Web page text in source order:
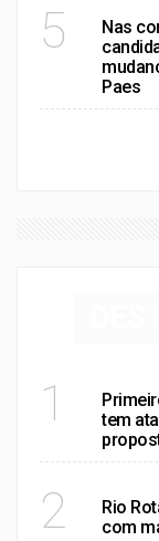
5
Nas
Paes
1
tem
2
Rio
com